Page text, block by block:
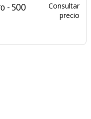
- 500
Consultar
precio